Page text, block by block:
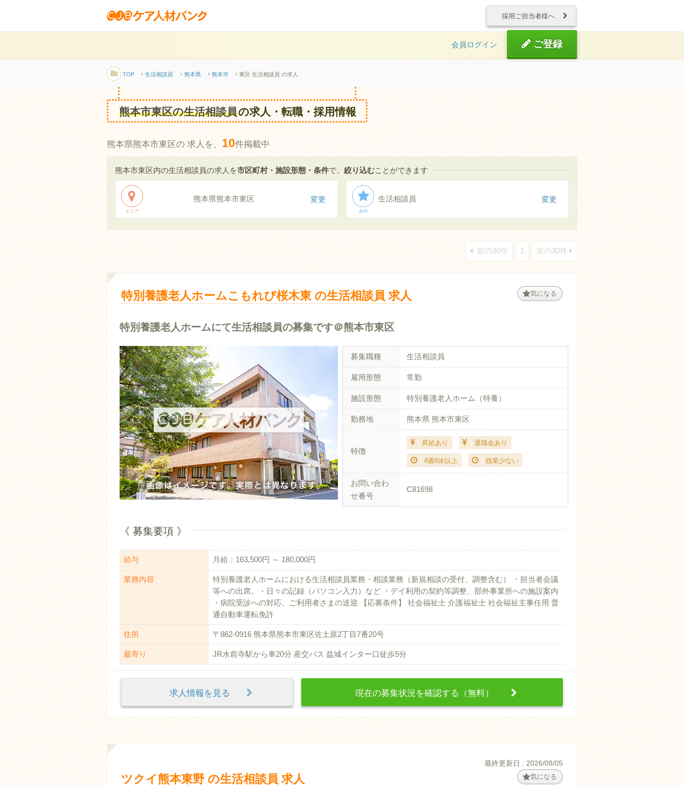
採用ご担当者様へ
会員ログイン ご登録
TOP 生活相談員 熊本県 熊本市 東区 生活相談員 の求人
熊本市東区の生活相談員の求人・転職・採用情報
熊本県熊本市東区の 求人を、 10件掲載中
熊本市東区内の生活相談員の求人を市区町村・施設形態・条件で、 絞り込むことができます
エリア
熊本県熊本市東区 変更
条件
生活相談員 変更
前の30件 1 次の30件
特別養護老人ホームこもれび桜木東 の生活相談員 求人 気になる
特別養護老人ホームにて生活相談員の募集です＠熊本市東区
募集職種 生活相談員
雇用形態 常勤
施設形態 特別養護老人ホーム（特養）
勤務地 熊本県 熊本市東区
特徴
昇給あり 退職金あり
4週8休以上 残業少ない
お問い合わ
せ番号
C81698
《 募集要項 》
給与 月給：163,500円 ～ 180,000円
業務内容
特別養護老人ホームにおける生活相談員業務・相談業務（新規相談の受付、調整含む） ・担当者会議
等への出席。・日々の記録（パソコン入力）など ・デイ利用の契約等調整、部外事業所への施設案内
・病院受診への対応、ご利用者さまの送迎 【応募条件】 社会福祉士 介護福祉士 社会福祉主事任用 普
通自動車運転免許
住所 〒862-0916 熊本県熊本市東区佐土原2丁目7番20号
最寄り JR水前寺駅から車20分 産交バス 益城インター口徒歩5分
求人情報を見る 現在の募集状況を確認する（無料）
最終更新日 : 2026/08/05
ツクイ熊本東野 の生活相談員 求人 気になる